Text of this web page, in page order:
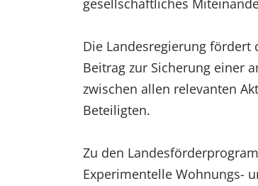
Die Landesregierung
Beitrag zur Sicherung einer
zwischen allen relevanten
Beteiligten.
Zu den
Experimentelle Wohnungs-